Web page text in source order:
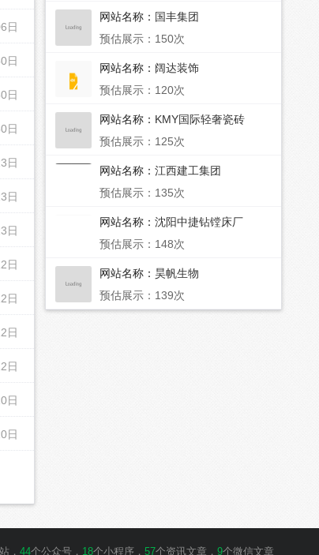
日
日
日
日
日
日
日
日
日
日
日
日
日
网站名称： 国丰集团
预估展示：150次
网站名称： 阔达装饰
预估展示：120次
网站名称： KMY国际轻奢瓷砖
预估展示：125次
网站名称： 江西建工集团
预估展示：135次
网站名称： 沈阳中捷钻镗床厂
预估展示：148次
网站名称： 昊帆生物
预估展示：139次
， 44个公众号， 18个小程序， 57个资讯文章， 9个微信文章